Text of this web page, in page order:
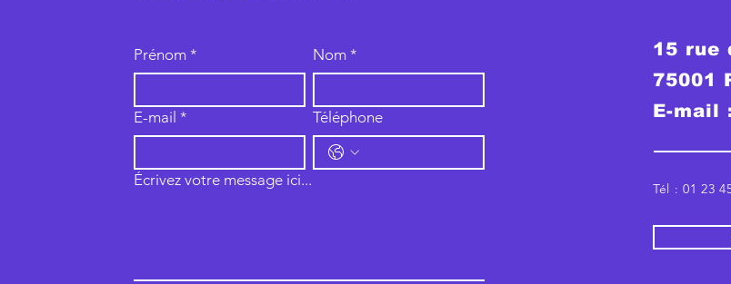
Prénom * Nom *
E-mail * Téléphone
Écrivez votre message ici...
15 rue
75001
E-mail
Tél : 01 23